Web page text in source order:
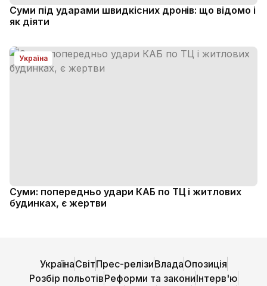
Суми під ударами швидкісних дронів: що відомо і
як діяти
Україна
Суми: попередньо удари КАБ по ТЦ і житлових
будинках, є жертви
УкраїнаСвітПрес-релізиВладаОпозиція
Розбір польотівРеформи та закониІнтерв'ю